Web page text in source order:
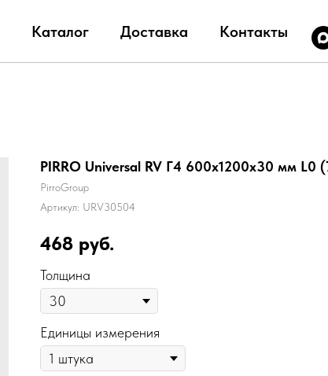
Каталог Доставка Контакты
PIRRO Universal RV Г4 600х1200х30 мм L0
PirroGroup
Артикул: URV30504
468 руб.
Толщина
Единицы измерения